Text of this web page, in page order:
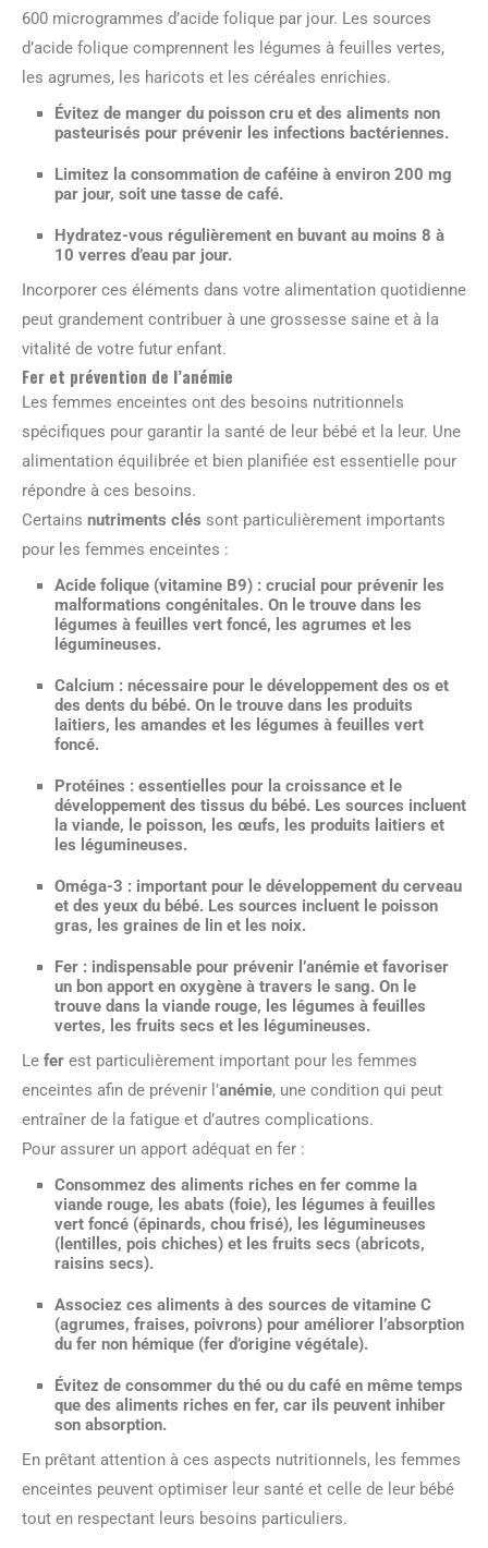
600 microgrammes d’acide folique par jour. Les sources
d’acide folique comprennent les légumes à feuilles vertes,
les agrumes, les haricots et les céréales enrichies.
Évitez de manger du poisson cru et des aliments non
pasteurisés pour prévenir les infections bactériennes.
Limitez la consommation de caféine à environ 200 mg
par jour, soit une tasse de café.
Hydratez-vous régulièrement en buvant au moins 8 à
10 verres d’eau par jour.
Incorporer ces éléments dans votre alimentation quotidienne
peut grandement contribuer à une grossesse saine et à la
vitalité de votre futur enfant.
Fer et prévention de l’anémie
Les femmes enceintes ont des besoins nutritionnels
spécifiques pour garantir la santé de leur bébé et la leur. Une
alimentation équilibrée et bien planifiée est essentielle pour
répondre à ces besoins.
Certains nutriments clés sont particulièrement importants
pour les femmes enceintes :
Acide folique (vitamine B9) : crucial pour prévenir les
malformations congénitales. On le trouve dans les
légumes à feuilles vert foncé, les agrumes et les
légumineuses.
Calcium : nécessaire pour le développement des os et
des dents du bébé. On le trouve dans les produits
laitiers, les amandes et les légumes à feuilles vert
foncé.
Protéines : essentielles pour la croissance et le
développement des tissus du bébé. Les sources incluent
la viande, le poisson, les œufs, les produits laitiers et
les légumineuses.
Oméga-3 : important pour le développement du cerveau
et des yeux du bébé. Les sources incluent le poisson
gras, les graines de lin et les noix.
Fer : indispensable pour prévenir l’anémie et favoriser
un bon apport en oxygène à travers le sang. On le
trouve dans la viande rouge, les légumes à feuilles
vertes, les fruits secs et les légumineuses.
Le fer est particulièrement important pour les femmes
enceintes afin de prévenir l’anémie, une condition qui peut
entraîner de la fatigue et d’autres complications.
Pour assurer un apport adéquat en fer :
Consommez des aliments riches en fer comme la
viande rouge, les abats (foie), les légumes à feuilles
vert foncé (épinards, chou frisé), les légumineuses
(lentilles, pois chiches) et les fruits secs (abricots,
raisins secs).
Associez ces aliments à des sources de vitamine C
(agrumes, fraises, poivrons) pour améliorer l’absorption
du fer non hémique (fer d’origine végétale).
Évitez de consommer du thé ou du café en même temps
que des aliments riches en fer, car ils peuvent inhiber
son absorption.
En prêtant attention à ces aspects nutritionnels, les femmes
enceintes peuvent optimiser leur santé et celle de leur bébé
tout en respectant leurs besoins particuliers.